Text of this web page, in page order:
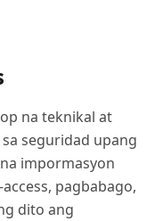
na teknikal at
seguridad upang
impormasyon
pagbabago,
dito ang